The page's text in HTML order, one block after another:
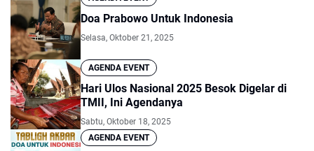
Doa Prabowo Untuk Indonesia
Selasa, Oktober 21, 2025
AGENDA EVENT
Hari Ulos Nasional 2025 Besok Digelar di
TMII, Ini Agendanya
Sabtu, Oktober 18, 2025
AGENDA EVENT